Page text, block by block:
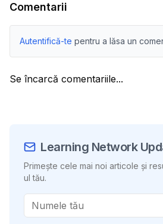
Comentarii
Autentifică-te pentru a lăsa un
Se încarcă comentariile...
Learning Network
Primește cele mai noi articole și
ul tău.